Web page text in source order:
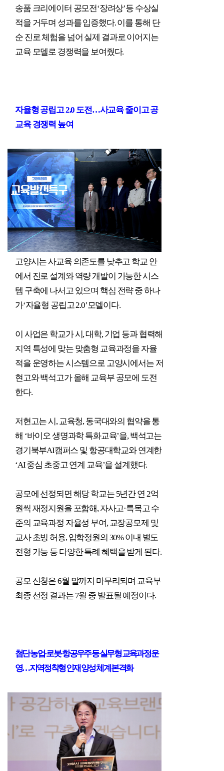
송품 크리에이터 공모전‘장려상’등 수상실
적을 거두며 성과를 입증했다.이를 통해 단
순 진로 체험을 넘어 실제 결과로 이어지는
교육 모델로 경쟁력을 보여줬다.
자율형 공립고2.0 도전…사교육 줄이고 공
교육 경쟁력 높여
고양시는 사교육 의존도를 낮추고 학교 안
에서 진로 설계와 역량 개발이 가능한 시스
템 구축에 나서고 있으며 핵심 전략 중 하나
가‘자율형 공립고2.0’모델이다.
이 사업은 학교가 시,대학,기업 등과 협력해
지역 특성에 맞는 맞춤형 교육과정을 자율
적을 운영하는 시스템으로 고양시에서는 저
현고와 백석고가 올해 교육부 공모에 도전
한다.
저현고는 시,교육청,동국대와의 협약을 통
해 ‘바이오 생명과학 특화교육’을,백석고는
경기북부AI캠퍼스 및 항공대학교와 연계한
‘AI중심 초중고 연계 교육’을 설계했다.
공모에 선정되면 해당 학교는 5년간 연 2억
원씩 재정지원을 포함해,자사고·특목고 수
준의 교육과정 자율성 부여,교장공모제 및
교사 초빙 허용,입학정원의 30%이내 별도
전형 가능 등 다양한 특례 혜택을 받게 된다.
공모 신청은6월 말까지 마무리되며 교육부
최종 선정 결과는 7월 중 발표될 예정이다.
첨단 농업·로봇·항공우주 등 실무형 교육과정 운
영…지역정착형 인재 양성 체계 본격화